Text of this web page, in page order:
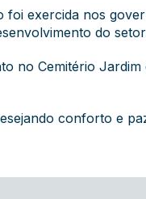
foi exercida nos
do
no Cemitério Jardim
conforto e